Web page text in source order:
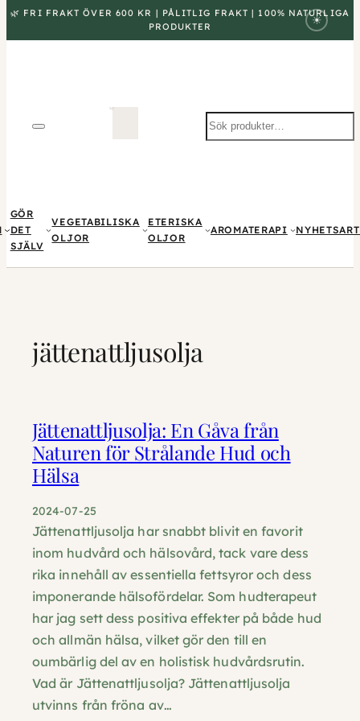
🌿 FRI FRAKT ÖVER 600 KR | PÅLITLIG FRAKT | 100% NATURLIGA
PRODUKTER
☀
Sök
produkter
GÖR
DET
SJÄLV
VEGETABILISKA
OLJOR
ETERISKA
OLJOR
AROMATERAPI
jättenattljusolja
Jättenattljusolja: En Gåva från
Naturen för Strålande Hud och
Hälsa
2024-07-25
Jättenattljusolja har snabbt blivit en favorit
inom hudvård och hälsovård, tack vare dess
rika innehåll av essentiella fettsyror och dess
imponerande hälsofördelar. Som hudterapeut
har jag sett dess positiva effekter på både hud
och allmän hälsa, vilket gör den till en
oumbärlig del av en holistisk hudvårdsrutin.
Vad är Jättenattljusolja? Jättenattljusolja
utvinns från fröna av…